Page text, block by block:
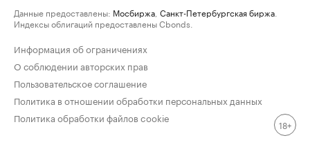
Данные предоставлены: Мосбиржа Санкт-Петербургская биржа
Индексы облигаций предоставлены Cbonds.
Информация об ограничениях
О соблюдении авторских прав
Пользовательское соглашение
Политика в отношении обработки персональных данных
Политика обработки файлов cookie
18+